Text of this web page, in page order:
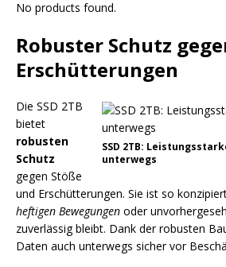
No products found.
Robuster Schutz
Erschütterungen
SSD 2TB:
unterwegs
Die SSD 2TB
bietet
robusten
Schutz
gegen Stöße
und Erschütterungen. Sie ist so
heftigen Bewegungen oder
zuverlässig bleibt. Dank der robusten
Daten auch unterwegs sicher vor